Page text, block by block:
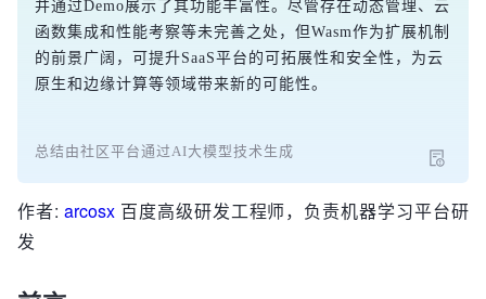
并通过Demo展示了其功能丰富性。尽管存在动态管理、云
函数集成和性能考察等未完善之处，但Wasm作为扩展机制
的前景广阔，可提升SaaS平台的可拓展性和安全性，为云
原生和边缘计算等领域带来新的可能性。
总结由社区平台通过AI大模型技术生成
作者:arcosx 百度高级研发工程师，负责机器学习平台研
发